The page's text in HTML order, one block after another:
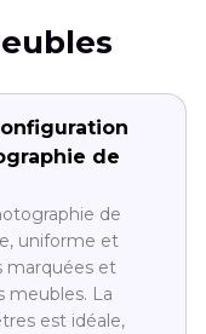
de
de
uniforme et
marquées et
meubles. La
est idéale,